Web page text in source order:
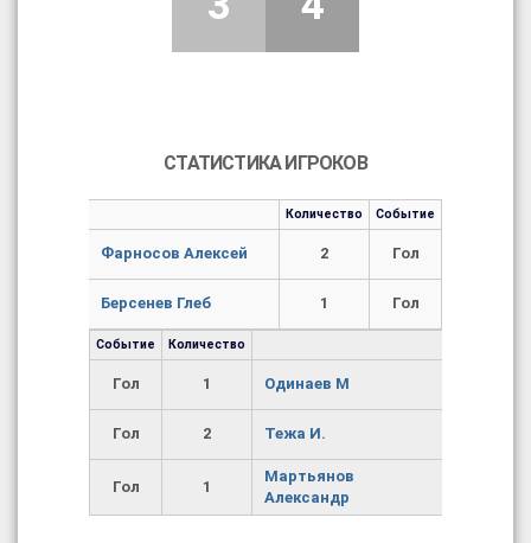
СТАТИСТИКА ИГРОКОВ
Количество Событие
Фарносов Алексей 2 Гол
Берсенев Глеб 1 Гол
Событие Количество
Гол 1 Одинаев М
Гол 2 Тежа И.
Гол 1
Мартьянов
Александр